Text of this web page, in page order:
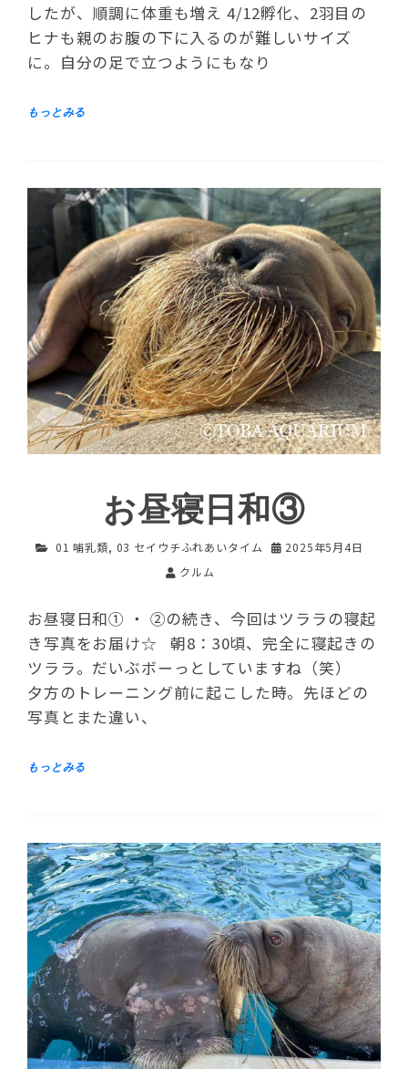
したが、順調に体重も増え 4/12孵化、2羽目の
ヒナも親のお腹の下に入るのが難しいサイズ
に。自分の足で立つようにもなり
お昼寝日和③
01 哺乳類, 03 セイウチふれあいタイム
2025年5月4日
クルム
お昼寝日和① ・ ②の続き、今回はツララの寝起
き写真をお届け☆ 朝8：30頃、完全に寝起きの
ツララ。だいぶボーっとしていますね（笑）
夕方のトレーニング前に起こした時。先ほどの
写真とまた違い、